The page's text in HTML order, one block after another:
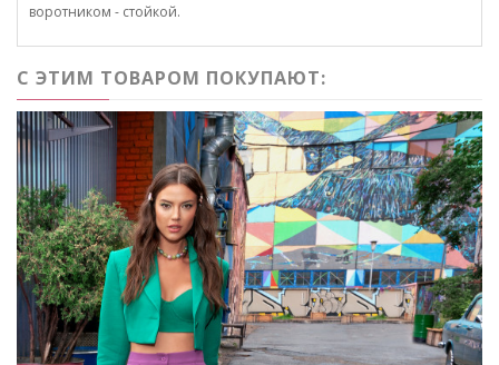
воротником - стойкой.
С ЭТИМ ТОВАРОМ ПОКУПАЮТ: